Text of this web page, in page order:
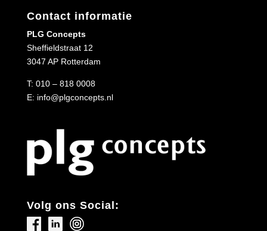
Contact informatie
PLG Concepts
Sheffieldstraat 12
3047 AP Rotterdam
T: 010 – 818 0008
E: info@plgconcepts.nl
Volg ons Social: